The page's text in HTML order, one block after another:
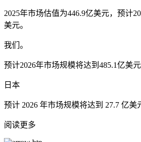
2025年市场估值为446.9亿美元，预计
美元。
我们。
预计2026年市场规模将达到485.1亿美元
日本
预计 2026 年市场规模将达到 27.7 亿美
阅读更多